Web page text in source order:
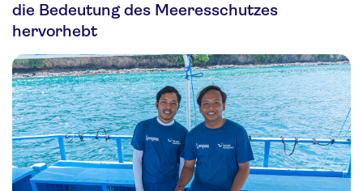
die Bedeutung des Meeresschutzes
hervorhebt